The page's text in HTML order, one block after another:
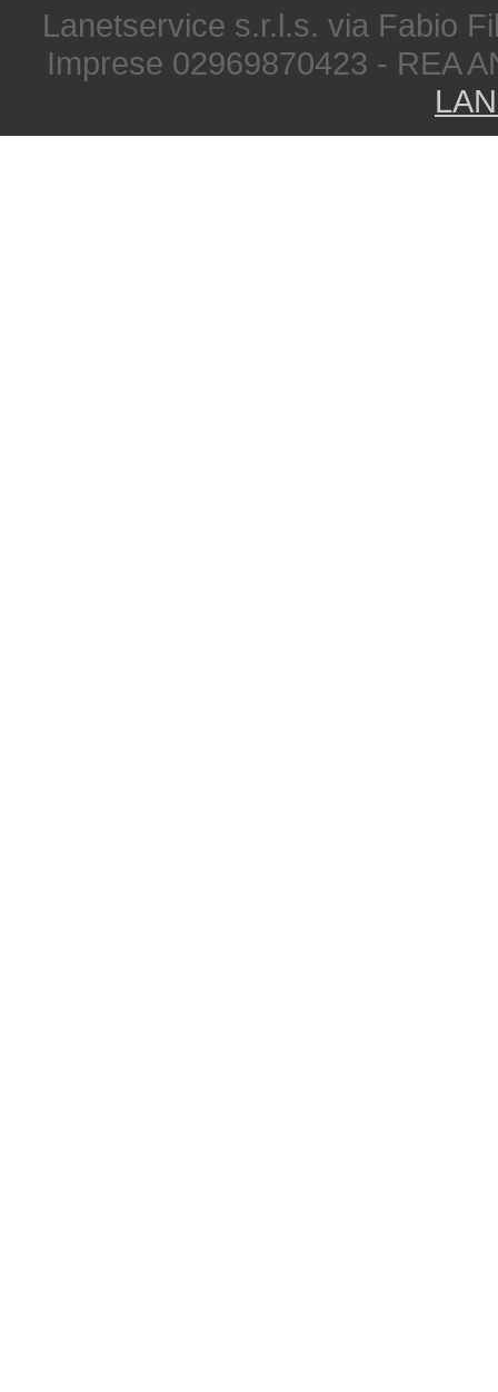
Lanetservice s.r.l.s. via Fabio
Imprese 02969870423 - REA